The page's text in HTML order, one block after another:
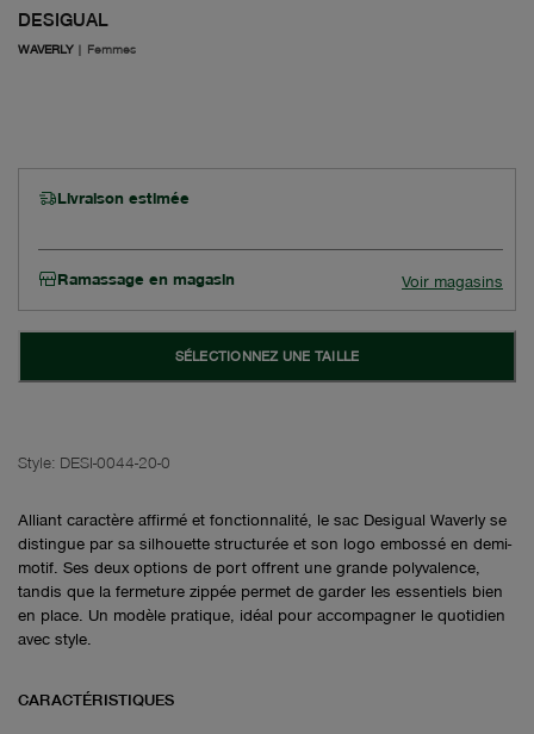
DESIGUAL
WAVERLY| Femmes
Livraison estimée
Ramassage en magasin Voir magasins
SÉLECTIONNEZ UNE TAILLE
Style: DESI-0044-20-0
Alliant caractère affirmé et fonctionnalité, le sac Desigual Waverly se
distingue par sa silhouette structurée et son logo embossé en demi-
motif. Ses deux options de port offrent une grande polyvalence,
tandis que la fermeture zippée permet de garder les essentiels bien
en place. Un modèle pratique, idéal pour accompagner le quotidien
avec style.
CARACTÉRISTIQUES